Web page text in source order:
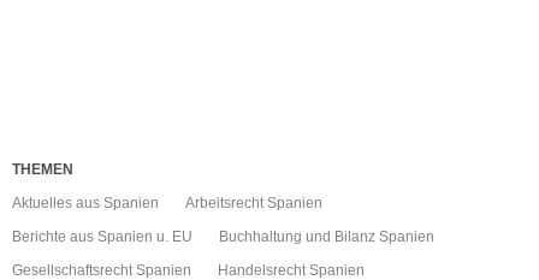
THEMEN
Aktuelles aus Spanien
Arbeitsrecht Spanien
Berichte aus Spanien u. EU
Buchhaltung und Bilanz Spanien
Gesellschaftsrecht Spanien
Handelsrecht Spanien